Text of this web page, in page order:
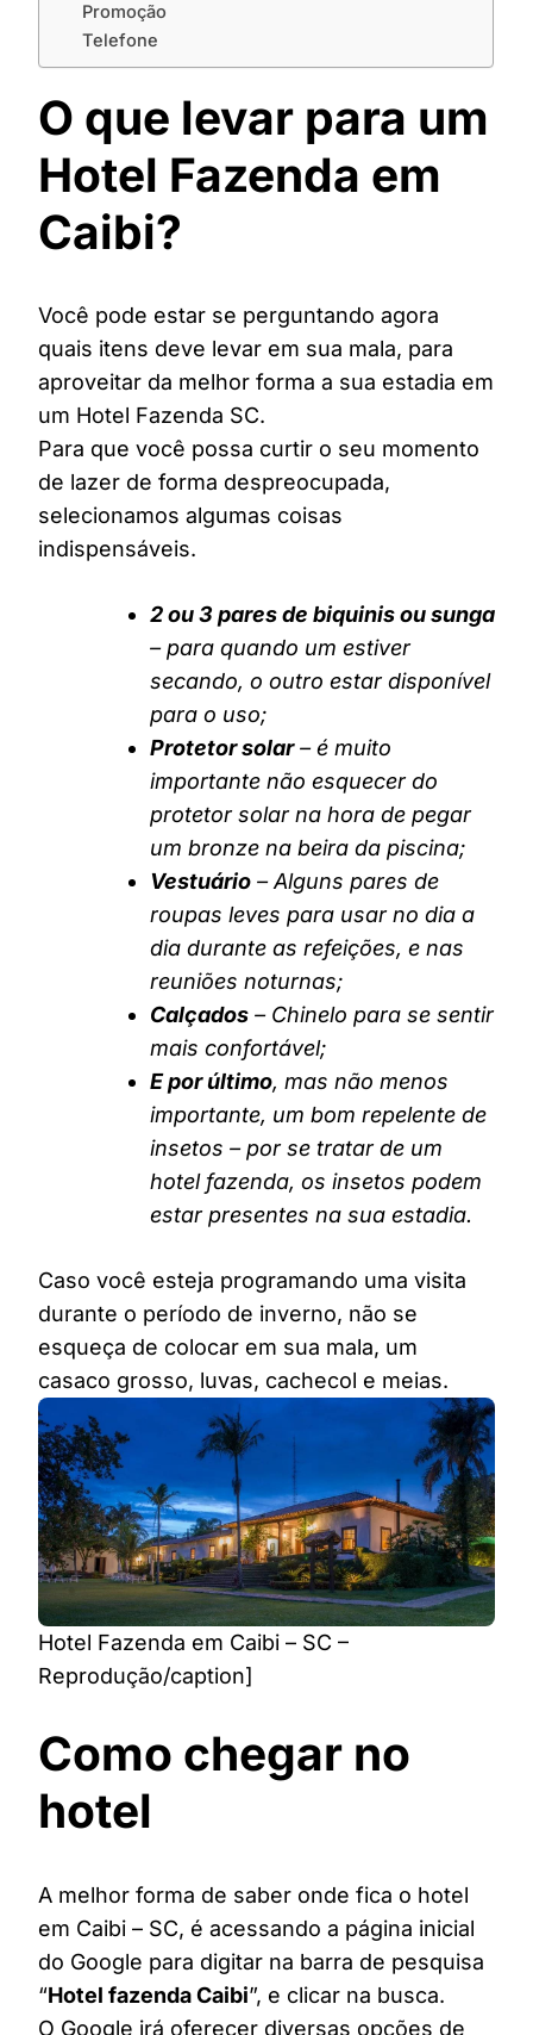
Promoção
Telefone
O que levar para um
Hotel Fazenda em
Caibi?
Você pode estar se perguntando agora
quais itens deve levar em sua mala, para
aproveitar da melhor forma a sua estadia em
um Hotel Fazenda SC.
Para que você possa curtir o seu momento
de lazer de forma despreocupada,
selecionamos algumas coisas
indispensáveis.
2 ou 3 pares de biquinis ou sunga
– para quando um estiver
secando, o outro estar disponível
para o uso;
Protetor solar– é muito
importante não esquecer do
protetor solar na hora de pegar
um bronze na beira da piscina;
Vestuário – Alguns pares de
roupas leves para usar no dia a
dia durante as refeições, e nas
reuniões noturnas;
Calçados – Chinelo para se sentir
mais confortável;
E por último, mas não menos
importante, um bom repelente de
insetos – por se tratar de um
hotel fazenda, os insetos podem
estar presentes na sua estadia.
Caso você esteja programando uma visita
durante o período de inverno, não se
esqueça de colocar em sua mala, um
casaco grosso, luvas, cachecol e meias.
Hotel Fazenda em Caibi – SC –
Reprodução/caption]
Como chegar no
hotel
A melhor forma de saber onde fica o hotel
em Caibi – SC, é acessando a página inicial
do Google para digitar na barra de pesquisa
“Hotel fazenda Caibi”, e clicar na busca.
O Google irá oferecer diversas opções de